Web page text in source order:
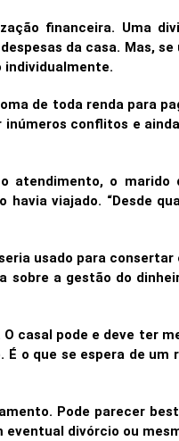
financeira. Uma
da casa. Mas, se
individualmente.
de toda renda para
inúmeros conflitos e
atendimento, o marido
viajado. “Desde
usado para consertar
sobre a gestão do
casal pode e deve ter
o que se espera de um
Pode parecer
divórcio ou